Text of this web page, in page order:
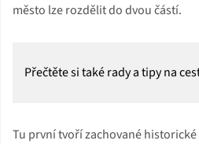
město lze rozdělit do dvou částí.
Přečtěte si také rady a tipy na
Tu první tvoří zachované